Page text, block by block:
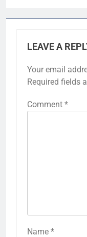
LEAVE A
Your email
Required fields
Comment *
Name *